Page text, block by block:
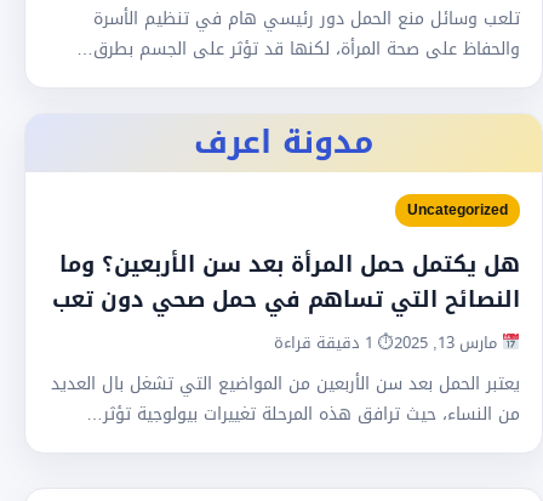
تلعب وسائل منع الحمل دور رئيسي هام في تنظيم الأسرة
والحفاظ على صحة المرأة، لكنها قد تؤثر على الجسم بطرق…
مدونة اعرف
Uncategorized
هل يكتمل حمل المرأة بعد سن الأربعين؟ وما
النصائح التي تساهم في حمل صحي دون تعب
مارس 13, 2025 ⏱ 1 دقيقة قراءة
يعتبر الحمل بعد سن الأربعين من المواضيع التي تشغل بال العديد
من النساء، حيث ترافق هذه المرحلة تغييرات بيولوجية تؤثر…